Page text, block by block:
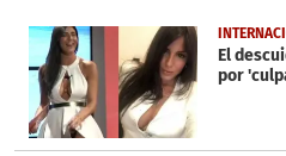
52
seconds
El
por